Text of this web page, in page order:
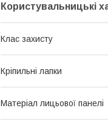
Користувальницькі
Клас захисту
Кріпильні лапки
Матеріал лицьової панелі